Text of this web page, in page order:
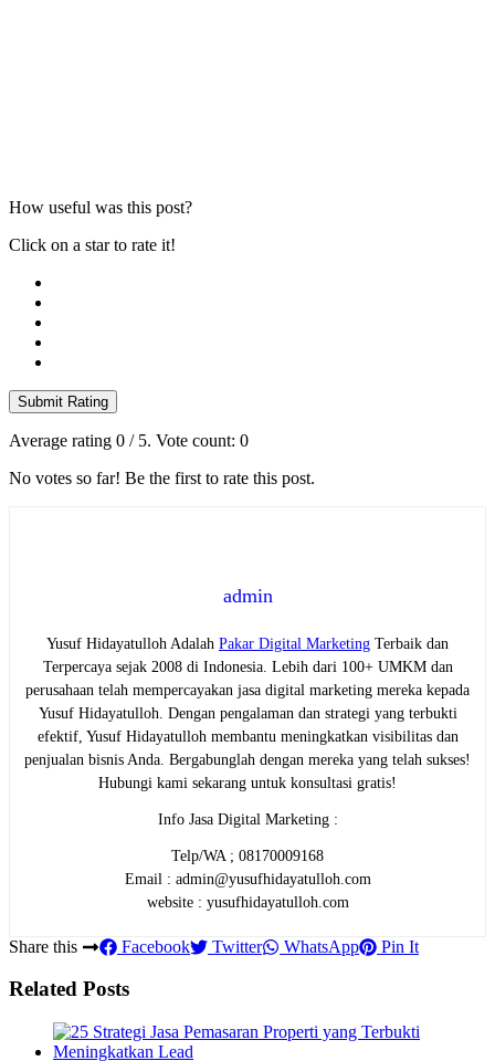
How useful was this post?
Click on a star to rate it!
Submit Rating
Average rating 0 / 5. Vote count: 0
No votes so far! Be the first to rate this post.
admin
Yusuf Hidayatulloh Adalah Pakar Digital Marketing Terbaik dan
Terpercaya sejak 2008 di Indonesia. Lebih dari 100+ UMKM dan
perusahaan telah mempercayakan jasa digital marketing mereka kepada
Yusuf Hidayatulloh. Dengan pengalaman dan strategi yang terbukti
efektif, Yusuf Hidayatulloh membantu meningkatkan visibilitas dan
penjualan bisnis Anda. Bergabunglah dengan mereka yang telah sukses!
Hubungi kami sekarang untuk konsultasi gratis!
Info Jasa Digital Marketing :
Telp/WA ; 08170009168
Email : admin@yusufhidayatulloh.com
website : yusufhidayatulloh.com
Share this Facebook Twitter WhatsApp Pin It
Related Posts